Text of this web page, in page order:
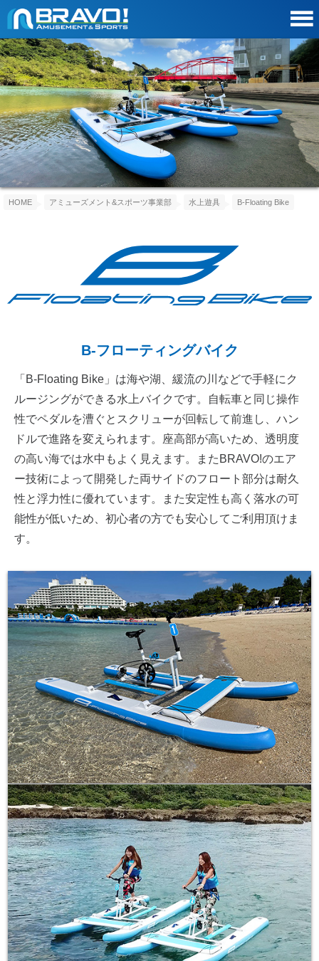
HOME アミューズメント&スポーツ事業部 水上遊具 B-Floating Bike
B-フローティングバイク
「B-Floating Bike」は海や湖、緩流の川などで手軽にク
ルージングができる水上バイクです。自転車と同じ操作
性でペダルを漕ぐとスクリューが回転して前進し、ハン
ドルで進路を変えられます。座高部が高いため、透明度
の高い海では水中もよく見えます。またBRAVO!のエア
ー技術によって開発した両サイドのフロート部分は耐久
性と浮力性に優れています。また安定性も高く落水の可
能性が低いため、初心者の方でも安心してご利用頂けま
す。